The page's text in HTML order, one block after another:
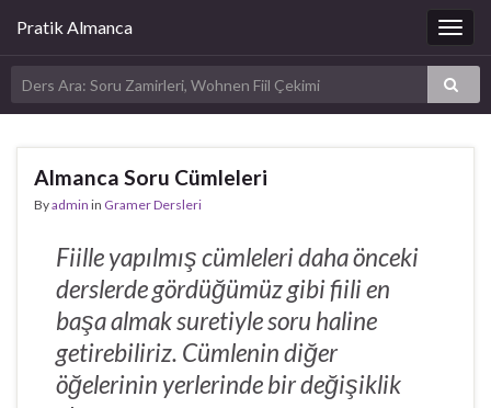
Pratik Almanca
Almanca Soru Cümleleri
Byadmin in Gramer Dersleri
Fiille yapılmış cümleleri daha önceki
derslerde gördüğümüz gibi fiili en
başa almak suretiyle soru haline
getirebiliriz. Cümlenin diğer
öğelerinin yerlerinde bir değişiklik